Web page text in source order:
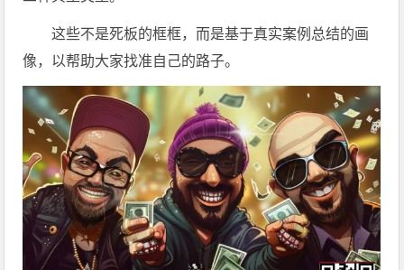
这些不是死板的框框，而是基于真实案例总结的画
像，以帮助大家找准自己的路子。